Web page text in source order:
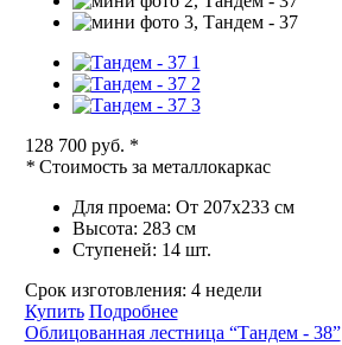
128 700 руб. *
*Стоимость за металлокаркас
Для проема: От 207х233 см
Высота: 283 см
Ступеней: 14 шт.
Срок изготовления: 4 недели
Купить Подробнее
Облицованная лестница “Тандем - 38”